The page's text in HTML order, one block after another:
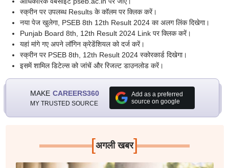
स्क्रीन पर उपलब्ध Results के कॉलम पर क्लिक करें।
नया पेज खुलेगा, PSEB 8th 12th Result 2024 का अलग लिंक दिखेगा।
Punjab Board 8th, 12th Result 2024 Link पर क्लिक करें।
यहां मांगे गए अपने लॉगिन क्रेडेंशियल को दर्ज करें।
स्क्रीन पर PSEB 8th, 12th Result 2024 स्कोरकार्ड दिखेगा।
इसमें शामिल डिटेल्स को जांचें और रिजल्ट डाउनलोड करें।
MAKE CAREERS360
MY TRUSTED SOURCE
Add as a preferred
source on google
[अगली खबर]